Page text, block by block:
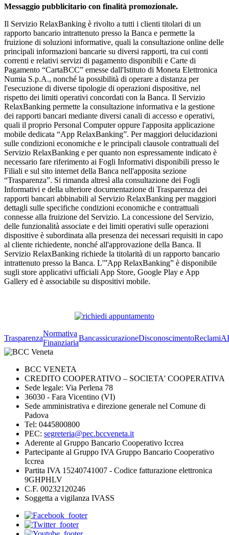
Messaggio pubblicitario con finalità promozionale.
Il Servizio RelaxBanking è rivolto a tutti i clienti titolari di un
rapporto bancario intrattenuto presso la Banca e permette la
fruizione di soluzioni informative, quali la consultazione online delle
principali informazioni bancarie su diversi rapporti, tra cui conti
correnti e relativi servizi di pagamento disponibili e Carte di
Pagamento “CartaBCC” emesse dall'Istituto di Moneta Elettronica
Numia S.p.A., nonché la possibilità di operare a distanza per
l'esecuzione di diverse tipologie di operazioni dispositive, nel
rispetto dei limiti operativi concordati con la Banca. Il Servizio
RelaxBanking permette la consultazione informativa e la gestione
dei rapporti bancari mediante diversi canali di accesso e operativi,
quali il proprio Personal Computer oppure l'apposita applicazione
mobile dedicata “App RelaxBanking”. Per maggiori delucidazioni
sulle condizioni economiche e le principali clausole contrattuali del
Servizio RelaxBanking e per quanto non espressamente indicato è
necessario fare riferimento ai Fogli Informativi disponibili presso le
Filiali e sul sito internet della Banca nell'apposita sezione
“Trasparenza”. Si rimanda altresì alla consultazione dei Fogli
Informativi e della ulteriore documentazione di Trasparenza dei
rapporti bancari abbinabili al Servizio RelaxBanking per maggiori
dettagli sulle specifiche condizioni economiche e contrattuali
connesse alla fruizione del Servizio. La concessione del Servizio,
delle funzionalità associate e dei limiti operativi sulle operazioni
dispositive è subordinata alla presenza dei necessari requisiti in capo
al cliente richiedente, nonché all'approvazione della Banca. Il
Servizio RelaxBanking richiede la titolarità di un rapporto bancario
intrattenuto presso la Banca. L'”App RelaxBanking” è disponibile
sugli store applicativi ufficiali App Store, Google Play e App
Gallery ed è associabile su dispositivi mobile.
Trasparenza
Normativa
Finanziaria
BancassicurazioneDisconoscimentoReclami
BCC VENETA
CREDITO COOPERATIVO – SOCIETA' COOPERATIVA
Sede legale: Via Perlena 78
36030 - Fara Vicentino (VI)
Sede amministrativa e direzione generale nel Comune di
Padova
Tel: 0445800800
PEC: segreteria@pec.bccveneta.it
Aderente al Gruppo Bancario Cooperativo Iccrea
Partecipante al Gruppo IVA Gruppo Bancario Cooperativo
Iccrea
Partita IVA 15240741007 - Codice fatturazione elettronica
9GHPHLV
C.F. 00232120246
Soggetta a vigilanza IVASS